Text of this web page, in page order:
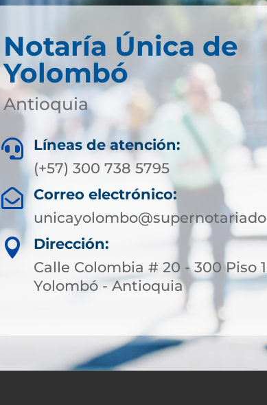
Notaría Única de
Yolombó
Antioquia

Líneas de atención:
(+57) 300 738 5795

Correo electrónico:

Dirección:
Calle Colombia # 20 - 300 Piso
Yolombó - Antioquia